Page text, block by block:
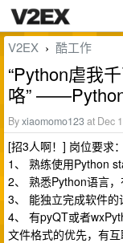
V2EX › 酷工作
“Python虐我
咯”
Byxiaomomo123at Dec
[招3人啊！] 岗位要求：
1、 熟练使用Python
2、 熟悉Python语言，
3、 能独立完成软件的
4、 有pyQT或者
文件格式的优先，有